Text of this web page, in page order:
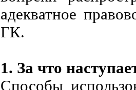
адекватное
ГК.
1. За что
Способы